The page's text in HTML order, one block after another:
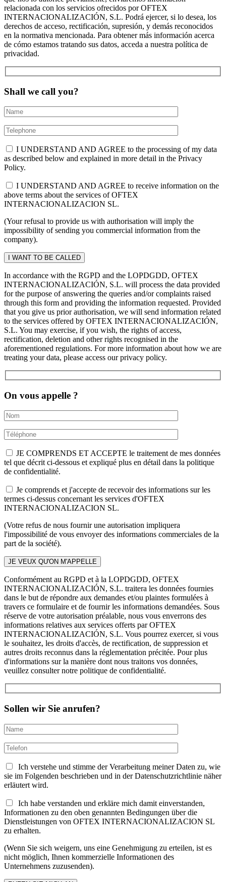
relacionada con los servicios ofrecidos por OFTEX
INTERNACIONALIZACIÓN, S.L. Podrá ejercer, si lo desea, los
derechos de acceso, rectificación, supresión, y demás reconocidos
en la normativa mencionada. Para obtener más información acerca
de cómo estamos tratando sus datos, acceda a nuestra política de
privacidad.
Shall we call you?
I UNDERSTAND AND AGREE to the processing of my data
as described below and explained in more detail in the Privacy
Policy.
I UNDERSTAND AND AGREE to receive information on the
above terms about the services of OFTEX
INTERNACIONALIZACION SL.
(Your refusal to provide us with authorisation will imply the
impossibility of sending you commercial information from the
company).
In accordance with the RGPD and the LOPDGDD, OFTEX
INTERNACIONALIZACIÓN, S.L. will process the data provided
for the purpose of answering the queries and/or complaints raised
through this form and providing the information requested. Provided
that you give us prior authorisation, we will send information related
to the services offered by OFTEX INTERNACIONALIZACIÓN,
S.L. You may exercise, if you wish, the rights of access,
rectification, deletion and other rights recognised in the
aforementioned regulations. For more information about how we are
treating your data, please access our privacy policy.
On vous appelle ?
JE COMPRENDS ET ACCEPTE le traitement de mes données
tel que décrit ci-dessous et expliqué plus en détail dans la politique
de confidentialité.
Je comprends et j'accepte de recevoir des informations sur les
termes ci-dessus concernant les services d'OFTEX
INTERNACIONALIZACION SL.
(Votre refus de nous fournir une autorisation impliquera
l'impossibilité de vous envoyer des informations commerciales de la
part de la société).
Conformément au RGPD et à la LOPDGDD, OFTEX
INTERNACIONALIZACIÓN, S.L. traitera les données fournies
dans le but de répondre aux demandes et/ou plaintes formulées à
travers ce formulaire et de fournir les informations demandées. Sous
réserve de votre autorisation préalable, nous vous enverrons des
informations relatives aux services offerts par OFTEX
INTERNACIONALIZACIÓN, S.L. Vous pourrez exercer, si vous
le souhaitez, les droits d'accès, de rectification, de suppression et
autres droits reconnus dans la réglementation précitée. Pour plus
d'informations sur la manière dont nous traitons vos données,
veuillez consulter notre politique de confidentialité.
Sollen wir Sie anrufen?
Ich verstehe und stimme der Verarbeitung meiner Daten zu, wie
sie im Folgenden beschrieben und in der Datenschutzrichtlinie näher
erläutert wird.
Ich habe verstanden und erkläre mich damit einverstanden,
Informationen zu den oben genannten Bedingungen über die
Dienstleistungen von OFTEX INTERNACIONALIZACION SL
zu erhalten.
(Wenn Sie sich weigern, uns eine Genehmigung zu erteilen, ist es
nicht möglich, Ihnen kommerzielle Informationen des
Unternehmens zuzusenden).